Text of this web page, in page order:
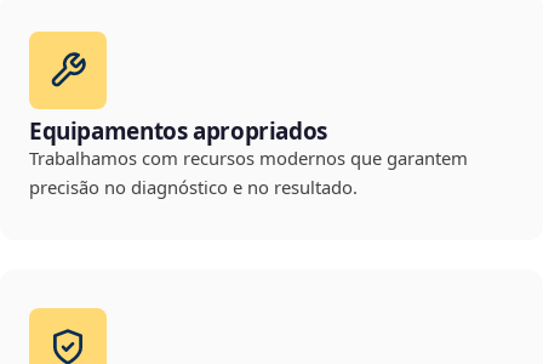
Equipamentos apropriados
Trabalhamos com recursos modernos que garantem
precisão no diagnóstico e no resultado.